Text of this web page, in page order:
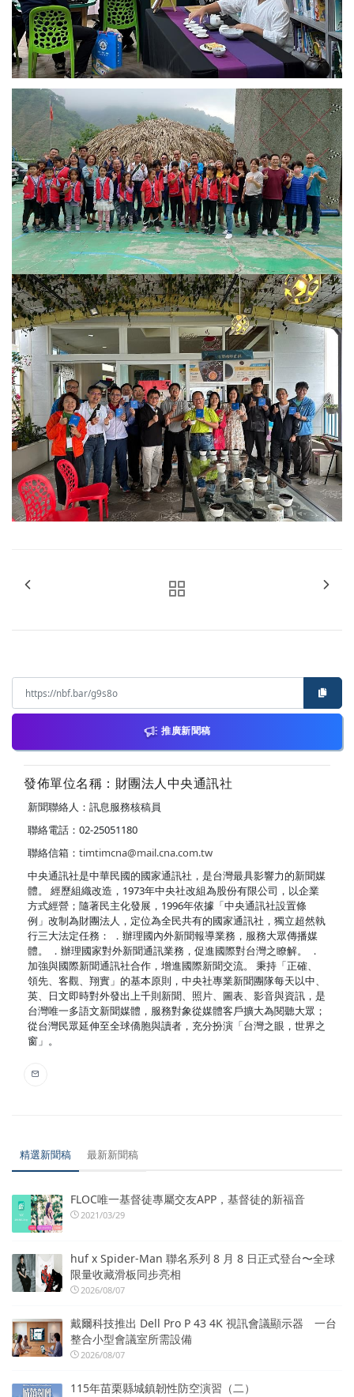
推廣新聞稿
發佈單位名稱：財團法人中央通訊社
新聞聯絡人：訊息服務核稿員
聯絡電話：02-25051180
聯絡信箱： timtimcna@mail.cna.com.tw
中央通訊社是中華民國的國家通訊社，是台灣最具影響力的新聞媒
體。 經歷組織改造，1973年中央社改組為股份有限公司，以企業
方式經營；隨著民主化發展，1996年依據「中央通訊社設置條
例」改制為財團法人，定位為全民共有的國家通訊社，獨立超然執
行三大法定任務： ．辦理國內外新聞報導業務，服務大眾傳播媒
體。 ．辦理國家對外新聞通訊業務，促進國際對台灣之瞭解。 ．
加強與國際新聞通訊社合作，增進國際新聞交流。 秉持「正確、
領先、客觀、翔實」的基本原則，中央社專業新聞團隊每天以中、
英、日文即時對外發出上千則新聞、照片、圖表、影音與資訊，是
台灣唯一多語文新聞媒體，服務對象從媒體客戶擴大為閱聽大眾；
從台灣民眾延伸至全球僑胞與讀者，充分扮演「台灣之眼，世界之
窗」。
精選新聞稿 最新新聞稿
FLOC唯一基督徒專屬交友APP，基督徒的新福音
2021/03/29
huf x Spider-Man 聯名系列 8 月 8 日正式登台〜全球
限量收藏滑板同步亮相
2026/08/07
戴爾科技推出 Dell Pro P 43 4K 視訊會議顯示器 一台
整合小型會議室所需設備
2026/08/07
115年苗栗縣城鎮韌性防空演習（二）